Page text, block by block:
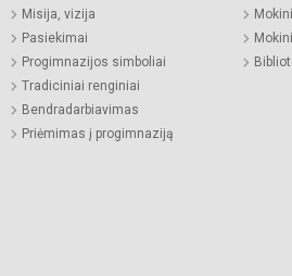
Misija, vizija
Pasiekimai
Progimnazijos simboliai
Tradiciniai renginiai
Bendradarbiavimas
Priėmimas į progimnaziją